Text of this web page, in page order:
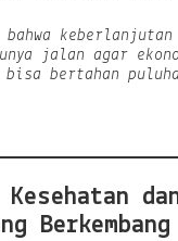
jalan agar
bertahan